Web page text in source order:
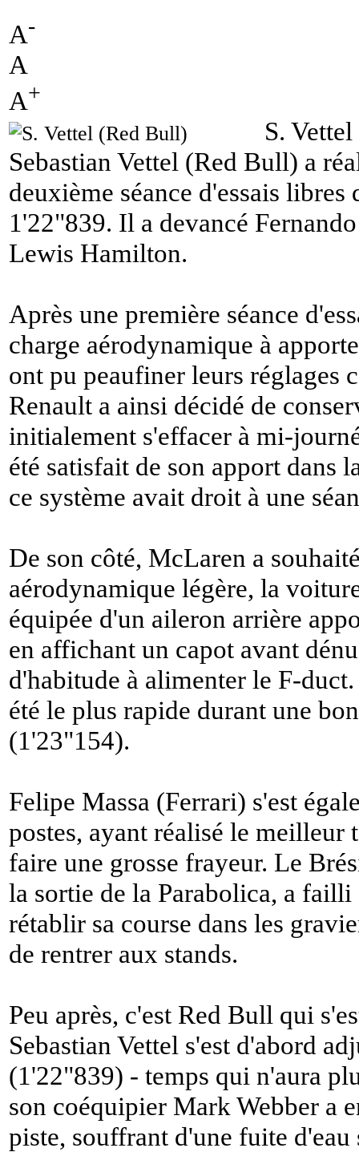
A-
A
A+
S.
Sebastian Vettel (Red Bull) a
deuxième séance d'essais
1'22"839. Il a devancé
Lewis Hamilton.
Après une première séance
charge aérodynamique à
ont pu peaufiner leurs réglages
Renault a ainsi décidé de
initialement s'effacer à mi-
été satisfait de son apport dans
ce système avait droit à une
De son côté, McLaren a
aérodynamique légère, la
équipée d'un aileron arrière
en affichant un capot avant
d'habitude à alimenter le F-
été le plus rapide durant une
(1'23"154).
Felipe Massa (Ferrari) s'est
postes, ayant réalisé le meilleur
faire une grosse frayeur. Le
la sortie de la Parabolica, a
rétablir sa course dans les
de rentrer aux stands.
Peu après, c'est Red Bull qui
Sebastian Vettel s'est d'abord
(1'22"839) - temps qui n'aura
son coéquipier Mark Webber a
piste, souffrant d'une fuite d'eau